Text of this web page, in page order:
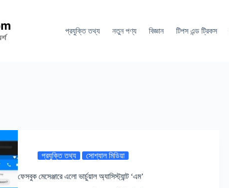
প্রযুক্তি তথ্য
নতুন পণ্য বিজ্ঞান টিপস এন্ড ট্রিকস
প্রযুক্তি তথ্য সোশ্যাল মিডিয়া
ফেসবুক মেসেঞ্জারে এলো ভার্চুয়াল অ্যাসিস্ট্যান্ট ‘এম’